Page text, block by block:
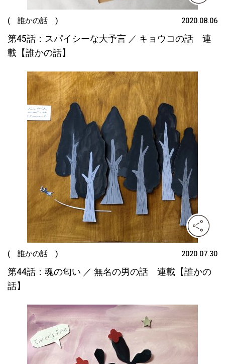
( 誰かの話 ) 2020.08.06
第45話：スパイシーな大予言 ／ キョウコの話 連
載【誰かの話】
( 誰かの話 ) 2020.07.30
第44話：魂の匂い ／ 無名の男の話 連載【誰かの
話】